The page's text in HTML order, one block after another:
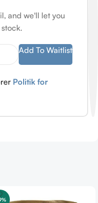
and we'll let you
Add To Waitlist
Politik for